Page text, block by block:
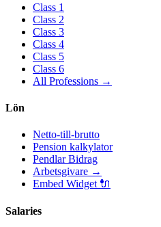
Class 1
Class 2
Class 3
Class 4
Class 5
Class 6
All Professions →
Lön
Netto-till-brutto
Pension kalkylator
Pendlar Bidrag
Arbetsgivare →
Embed Widget🔌
Salaries